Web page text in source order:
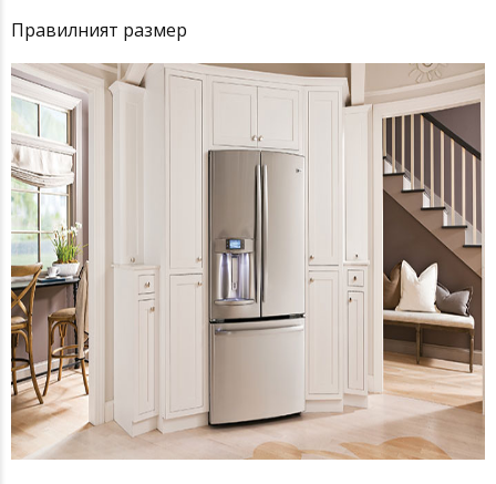
Правилният размер